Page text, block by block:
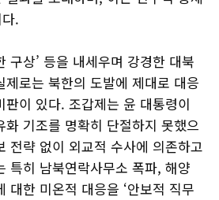
.
구상’ 등을 내세우며 강경한 대북
제로는 북한의 도발에 제대로 대응
이 있다. 조갑제는 윤 대통령이
기조를 명확히 단절하지 못했으
전략 없이 외교적 수사에 의존하고
특히 남북연락사무소 폭파, 해양
대한 미온적 대응을 ‘안보적 직무